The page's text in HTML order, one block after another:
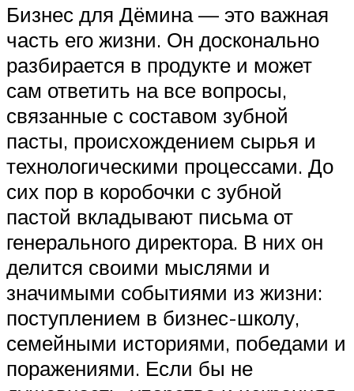
Бизнес для Дёмина — это важная
часть его жизни. Он досконально
разбирается в продукте и может
сам ответить на все вопросы,
связанные с составом зубной
пасты, происхождением сырья и
технологическими процессами. До
сих пор в коробочки с зубной
пастой вкладывают письма от
генерального директора. В них он
делится своими мыслями и
значимыми событиями из жизни:
поступлением в бизнес-школу,
семейными историями, победами и
поражениями. Если бы не